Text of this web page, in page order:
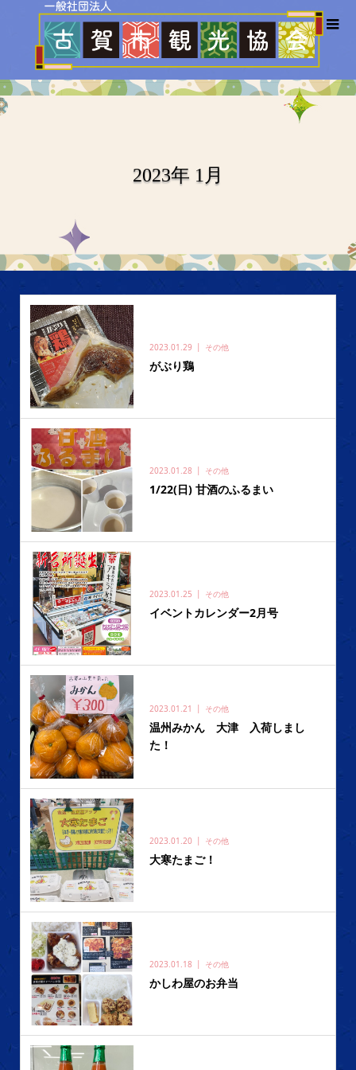
2023年 1月
2023.01.29 その他
がぶり鶏
2023.01.28 その他
1/22(日) 甘酒のふるまい
2023.01.25 その他
イベントカレンダー2月号
2023.01.21 その他
温州みかん 大津 入荷しまし
た！
2023.01.20 その他
大寒たまご！
2023.01.18 その他
かしわ屋のお弁当